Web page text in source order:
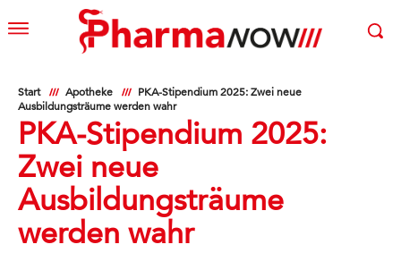
Start Apotheke
PKA-Stipendium 2025: Zwei neue
Ausbildungsträume werden wahr
PKA-Stipendium 2025:
Zwei neue
Ausbildungsträume
werden wahr